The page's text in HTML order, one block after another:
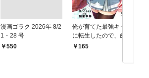
漫画ゴラク 2026年 8/2
1・28 号
￥550
俺が育てた最強キャラ
に転生したので、歯向
かうヤツはすべてぶん
165